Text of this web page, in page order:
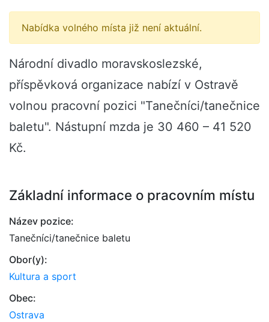
Nabídka volného místa již není aktuální.
Národní divadlo moravskoslezské,
příspěvková organizace nabízí v Ostravě
volnou pracovní pozici "Tanečníci/tanečnice
baletu". Nástupní mzda je 30 460 – 41 520
Kč.
Základní informace o pracovním místu
Název pozice:
Tanečníci/tanečnice baletu
Obor(y):
Kultura a sport
Obec:
Ostrava